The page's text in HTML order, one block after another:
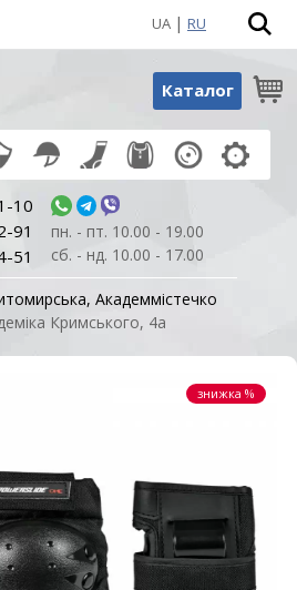
UA | RU
Каталог
10
91
51
пн. - пт. 10.00 - 19.00
сб. - нд. 10.00 - 17.00
Академмістечко
Кримського, 4а
знижка %